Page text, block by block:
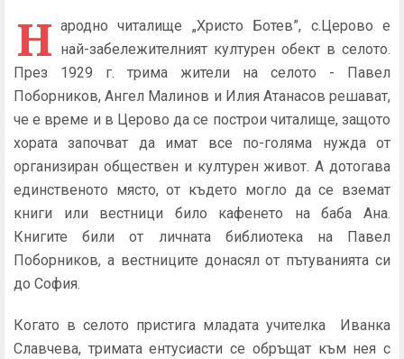
Н ародно читалище „Христо Ботев”, с.Церово е
най-забележителният културен обект в селото.
През 1929 г. трима жители на селото - Павел
Поборников, Ангел Малинов и Илия Атанасов решават,
че е време и в Церово да се построи читалище, защото
хората започват да имат все по-голяма нужда от
организиран обществен и културен живот. А дотогава
единственото място, от където могло да се вземат
книги или вестници било кафенето на баба Ана.
Книгите били от личната библиотека на Павел
Поборников, а вестниците донасял от пътуванията си
до София.
Когато в селото пристига младата учителка Иванка
Славчева, тримата ентусиасти се обръщат към нея с